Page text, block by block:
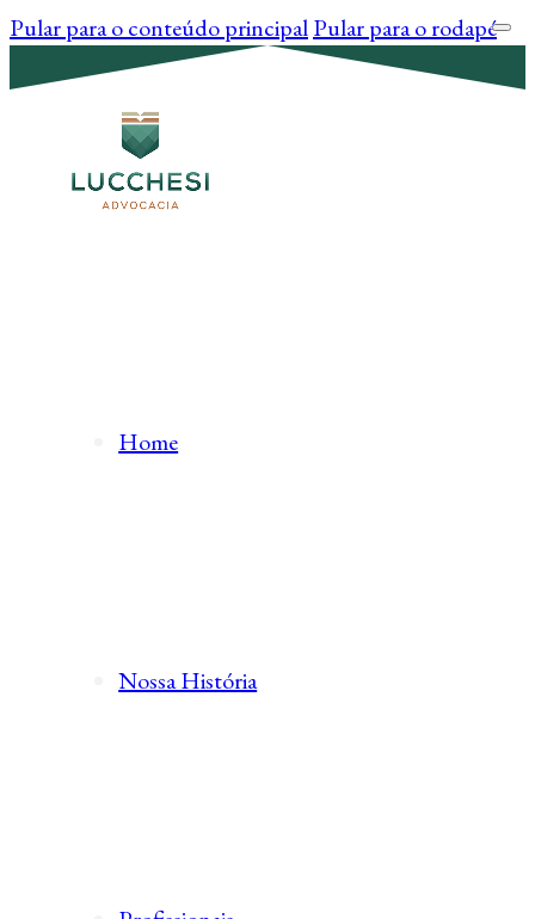
Pular para o conteúdo principalPular para o rodapé
Home
Nossa História